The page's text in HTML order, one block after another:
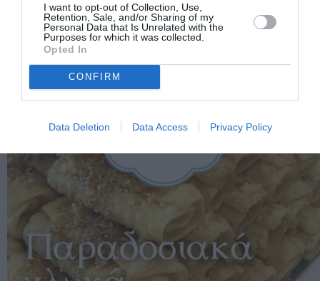
I want to opt-out of Collection, Use,
Retention, Sale, and/or Sharing of my
Personal Data that Is Unrelated with the
Purposes for which it was collected.
Opted In
CONFIRM
Data Deletion Data Access Privacy Policy